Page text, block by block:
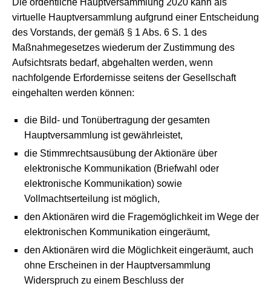
Die ordentliche Hauptversammlung 2020 kann als
virtuelle Hauptversammlung aufgrund einer Entscheidung
des Vorstands, der gemäß § 1 Abs. 6 S. 1 des
Maßnahmegesetzes wiederum der Zustimmung des
Aufsichtsrats bedarf, abgehalten werden, wenn
nachfolgende Erfordernisse seitens der Gesellschaft
eingehalten werden können:
die Bild- und Tonübertragung der gesamten
Hauptversammlung ist gewährleistet,
die Stimmrechtsausübung der Aktionäre über
elektronische Kommunikation (Briefwahl oder
elektronische Kommunikation) sowie
Vollmachtserteilung ist möglich,
den Aktionären wird die Fragemöglichkeit im Wege der
elektronischen Kommunikation eingeräumt,
den Aktionären wird die Möglichkeit eingeräumt, auch
ohne Erscheinen in der Hauptversammlung
Widerspruch zu einem Beschluss der